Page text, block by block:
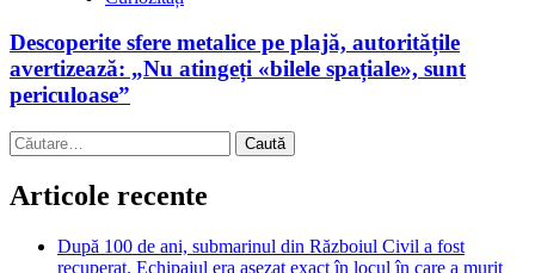
Descoperite sfere metalice pe plajă, autoritățile
avertizează: „Nu atingeți «bilele spațiale», sunt
periculoase”
Caută
după:
Articole recente
După 100 de ani, submarinul din Războiul Civil a fost
recuperat. Echipajul era așezat exact în locul în care a murit